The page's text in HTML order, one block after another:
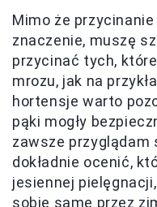
Mimo że
znaczenie, muszę
przycinać tych,
mrozu, jak na
hortensje warto
pąki mogły
zawsze przyglądam
dokładnie ocenić,
jesiennej
sobie same przez